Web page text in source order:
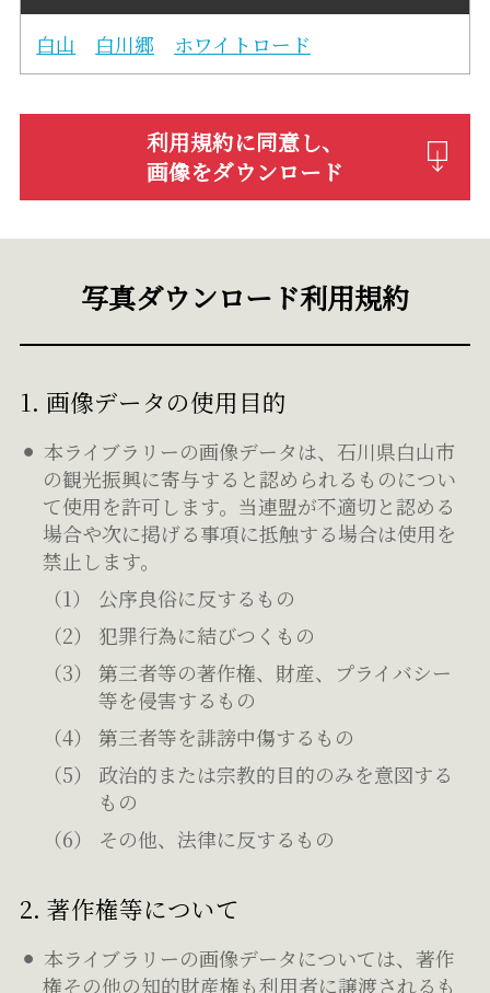
白山 白川郷 ホワイトロード
利用規約に同意し、
画像をダウンロード
写真ダウンロード利用規約
1. 画像データの使用目的
本ライブラリーの画像データは、石川県白山市
の観光振興に寄与すると認められるものについ
て使用を許可します。当連盟が不適切と認める
場合や次に掲げる事項に抵触する場合は使用を
禁止します。
公序良俗に反するもの
犯罪行為に結びつくもの
第三者等の著作権、財産、プライバシー
等を侵害するもの
第三者等を誹謗中傷するもの
政治的または宗教的目的のみを意図する
もの
その他、法律に反するもの
2. 著作権等について
本ライブラリーの画像データについては、著作
権その他の知的財産権も利用者に譲渡されるも